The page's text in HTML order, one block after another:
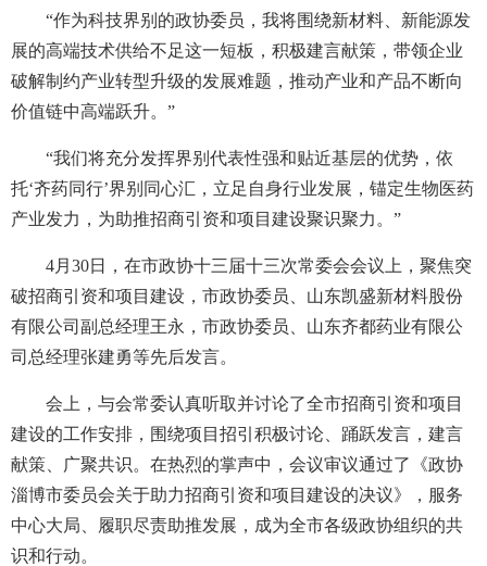
“作为科技界别的政协委员，我将围绕新材料、新能源发
展的高端技术供给不足这一短板，积极建言献策，带领企业
破解制约产业转型升级的发展难题，推动产业和产品不断向
价值链中高端跃升。”
“我们将充分发挥界别代表性强和贴近基层的优势，依
托‘齐药同行’界别同心汇，立足自身行业发展，锚定生物医药
产业发力，为助推招商引资和项目建设聚识聚力。”
4月30日，在市政协十三届十三次常委会会议上，聚焦突
破招商引资和项目建设，市政协委员、山东凯盛新材料股份
有限公司副总经理王永，市政协委员、山东齐都药业有限公
司总经理张建勇等先后发言。
会上，与会常委认真听取并讨论了全市招商引资和项目
建设的工作安排，围绕项目招引积极讨论、踊跃发言，建言
献策、广聚共识。在热烈的掌声中，会议审议通过了《政协
淄博市委员会关于助力招商引资和项目建设的决议》，服务
中心大局、履职尽责助推发展，成为全市各级政协组织的共
识和行动。